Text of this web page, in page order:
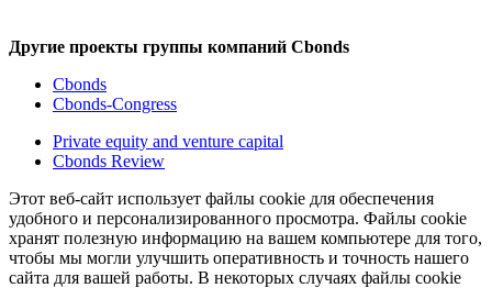
Другие проекты группы компаний Cbonds
Cbonds
Cbonds-Congress
Private equity and venture capital
Cbonds Review
Этот веб-сайт использует файлы cookie для обеспечения
удобного и персонализированного просмотра. Файлы cookie
хранят полезную информацию на вашем компьютере для того,
чтобы мы могли улучшить оперативность и точность нашего
сайта для вашей работы. В некоторых случаях файлы cookie